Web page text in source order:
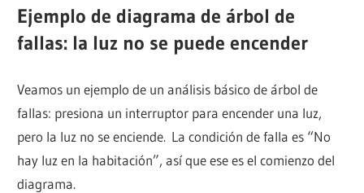
Ejemplo de diagrama de árbol de
fallas: la luz no se puede encender
Veamos un ejemplo de un análisis básico de árbol de
fallas: presiona un interruptor para encender una luz,
pero la luz no se enciende. La condición de falla es “No
hay luz en la habitación”, así que ese es el comienzo del
diagrama.